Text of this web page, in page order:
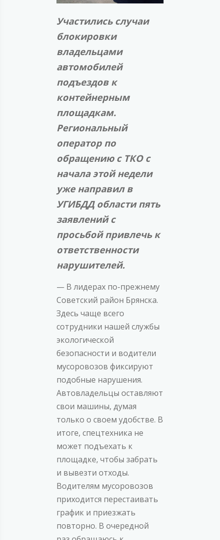
Участились случаи
блокировки
владельцами
автомобилей
подъездов к
контейнерным
площадкам.
Региональный
оператор по
обращению с ТКО с
начала этой недели
уже направил в
УГИБДД области пять
заявлений с
просьбой привлечь к
ответственности
нарушителей.
— В лидерах по-прежнему
Советский район Брянска.
Здесь чаще всего
сотрудники нашей службы
экологической
безопасности и водители
мусоровозов фиксируют
подобные нарушения.
Автовладельцы оставляют
свои машины, думая
только о своем удобстве. В
итоге, спецтехника не
может подъехать к
площадке, чтобы забрать
и вывезти отходы.
Водителям мусоровозов
приходится перестаивать
график и приезжать
повторно. В очередной